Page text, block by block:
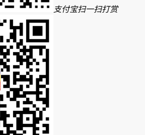
支付宝扫一扫打赏